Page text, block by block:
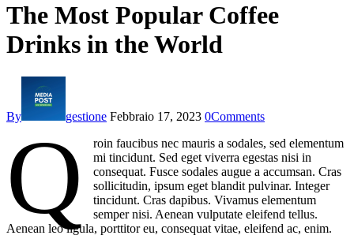
The Most Popular Coffee
Drinks in the World
By gestione Febbraio 17, 2023 0Comments
Q
roin faucibus nec mauris a sodales, sed elementum
mi tincidunt. Sed eget viverra egestas nisi in
consequat. Fusce sodales augue a accumsan. Cras
sollicitudin, ipsum eget blandit pulvinar. Integer
tincidunt. Cras dapibus. Vivamus elementum
semper nisi. Aenean vulputate eleifend tellus.
Aenean leo ligula, porttitor eu, consequat vitae, eleifend ac, enim.